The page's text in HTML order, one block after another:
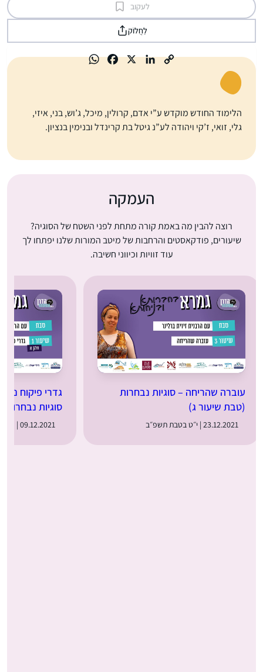
לעקוב
לַחֲלוֹק
הלימוד החודש מוקדש ע”י אדם, קרולין, מיכל, ג’וש, בני, איזי,
גלי, זואי, ז’קי ויהודה לע”נ גיטל בת קרינדל ובנימין בנציון.
העמקה
רוצה להבין מה באמת קורה מתחת לפני השטח של הסוגיה?
שיעורים, פודקאסטים והרחבות של מיטב המורות שלנו יפתחו לך
עוד זוויות וכיווני חשיבה.
עוברה שהריחה – סוגיות נבחרות
(טבת שיעור ג)
23.12.2021 | י״ט בטבת תשפ״ב
גדרי פיקוח
סוגיות
09.12.2021 | ה׳ בטבת תשפ״ב